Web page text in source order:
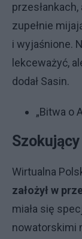
zupełnie
i wyjaśnione.
lekceważyć,
dodał Sasin.
„Bitwa o
Wirtualna
założył w
miała się
nowatorskimi